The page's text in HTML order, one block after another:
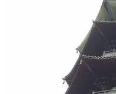
Último Debates